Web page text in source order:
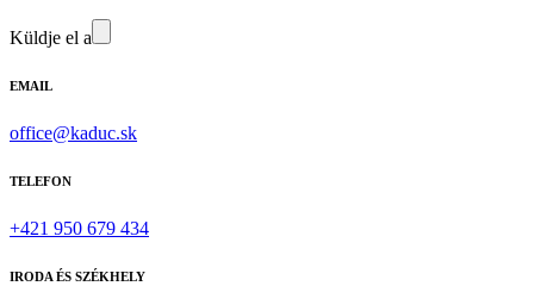
Küldje el a
EMAIL
office@kaduc.sk
TELEFON
+421 950 679 434
IRODA ÉS SZÉKHELY